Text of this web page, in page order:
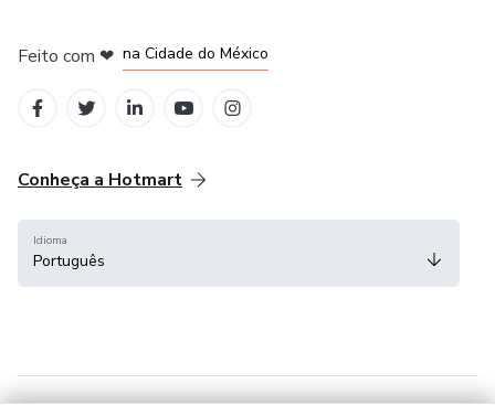
Feito com ❤ na Cidade do México
Conheça a Hotmart
Idioma
Português